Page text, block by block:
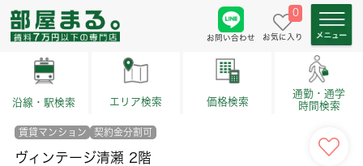
お問い合わせ
0
お気に入り
沿線・駅検索 エリア検索 価格検索
通勤・通学
時間検索
賃貸マンション 契約金分割可
ヴィンテージ清瀬 2階